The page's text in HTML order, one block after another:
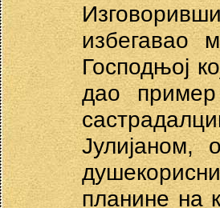
избегавао
Господњој
дао
планине на